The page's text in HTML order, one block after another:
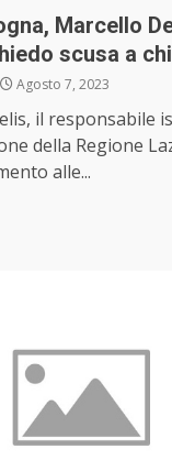
Marcello
scusa a
Agosto 7, 2023
il responsabile
della Regione
alle...